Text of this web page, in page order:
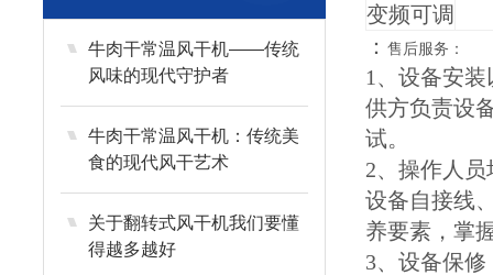
牛肉干常温风干机——传统
风味的现代守护者
牛肉干常温风干机：传统美
食的现代风干艺术
关于翻转式风干机我们要懂
得越多越好
变频可调
：售后服务：
1、设备安
供方负责设
试。
2、操作人员
设备自接线
养要素，掌
3、设备保修